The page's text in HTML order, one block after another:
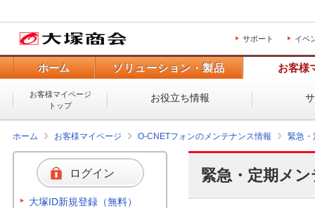
サポート イベ
ホーム ソリューション・製品 お客様
お客様マイページ
トップ
お役立ち情報
ホーム お客様マイページ O-CNETフォンのメンテナンス情報 緊急・
緊急・定期メ
ログイン
大塚ID新規登録（無料）